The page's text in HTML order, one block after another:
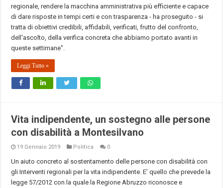
regionale, rendere la macchina amministrativa più efficiente e capace
di dare risposte in tempi certi e con trasparenza - ha proseguito - si
tratta di obiettivi credibili, affidabili, verificati, frutto del confronto,
dell'ascolto, della verifica concreta che abbiamo portato avanti in
queste settimane".
Leggi Tutto »
Vita indipendente, un sostegno alle persone
con disabilità a Montesilvano
19 Gennaio 2019 Politica 0
Un aiuto concreto al sostentamento delle persone con disabilità con
gli Interventi regionali per la vita indipendente. E’ quello che prevede la
legge 57/2012 con la quale la Regione Abruzzo riconosce e